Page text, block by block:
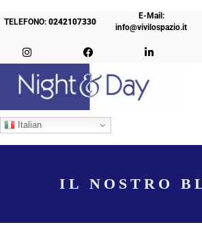
TELEFONO:0242107330
E-Mail:
info@vivilospazio.it
Italian
IL NOSTRO